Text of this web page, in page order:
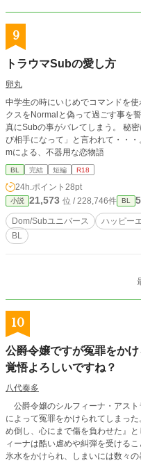
9
トラウマSubの愛し方
卵丸
中学生の時にいじめでコマンドを
クスをNormalと偽って過ごす事を
真にSubの事がバレてしまう。 秘
び相手になって」と言われて・・
mによる、不器用な恋物語
BL 完結 短編 R18
24h.ポイント 28pt
小説 21,573 位 / 228,746件 BL
Dom/Subユニバース ハッピー
BL
10
公爵令嬢ですが冤罪をか
覚悟よろしいですね？
八代奏多
公爵令嬢のシルフィーナ・アス
によって冤罪をかけられてしまった。 『男爵令嬢のリリア・アルビュッセ
め倒し、心にまで傷を負わせた』として。 存在しない事実だった
ィーナは酷い虐めや糾弾を受ける
氷水をかけられ、しまいには数々の暴力まで。 そんな仕打